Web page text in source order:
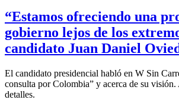
“Estamos ofreciendo una
gobierno lejos de los
candidato Juan Daniel
El candidato presidencial habló en W Sin
consulta por Colombia” y acerca de su
detalles.